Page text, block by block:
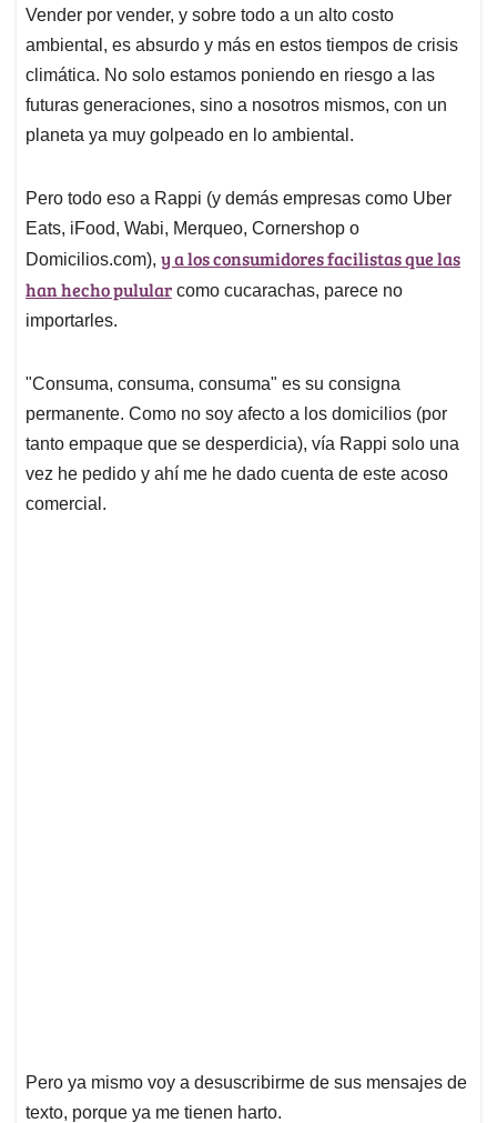
Vender por vender, y sobre todo a un alto costo
ambiental, es absurdo y más en estos tiempos de crisis
climática. No solo estamos poniendo en riesgo a las
futuras generaciones, sino a nosotros mismos, con un
planeta ya muy golpeado en lo ambiental.
Pero todo eso a Rappi (y demás empresas como Uber
Eats, iFood, Wabi, Merqueo, Cornershop o
Domicilios.com), y a los consumidores facilistas que las
han hecho pulular como cucarachas, parece no
importarles.
"Consuma, consuma, consuma" es su consigna
permanente. Como no soy afecto a los domicilios (por
tanto empaque que se desperdicia), vía Rappi solo una
vez he pedido y ahí me he dado cuenta de este acoso
comercial.
Pero ya mismo voy a desuscribirme de sus mensajes de
texto, porque ya me tienen harto.